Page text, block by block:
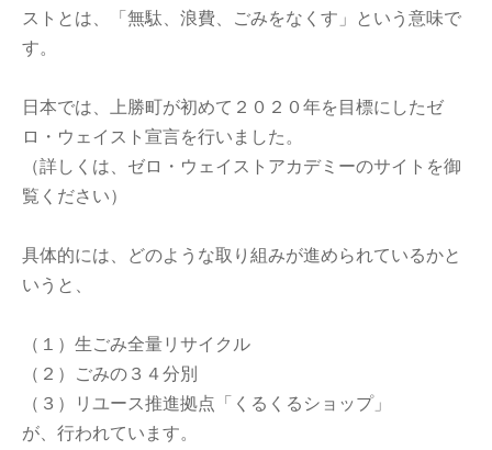
ストとは、「無駄、浪費、ごみをなくす」という意味で
す。
日本では、上勝町が初めて２０２０年を目標にしたゼ
ロ・ウェイスト宣言を行いました。
（詳しくは、ゼロ・ウェイストアカデミーのサイトを御
覧ください）
具体的には、どのような取り組みが進められているかと
いうと、
（１）生ごみ全量リサイクル
（２）ごみの３４分別
（３）リユース推進拠点「くるくるショップ」
が、行われています。